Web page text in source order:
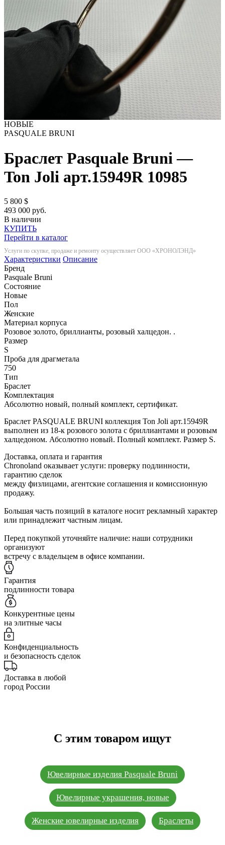
НОВЫЕ
PASQUALE BRUNI
Браслет Pasquale Bruni —
Ton Joli арт.15949R 10985
5 800 $
493 000 руб.
В наличии
КУПИТЬ
Перейти в каталог
Услуги по скупке, продаже и ремонту осуществляет ООО «ХРОНОЛЭНД»
Характеристики Описание
Бренд
Pasquale Bruni
Состояние
Новые
Пол
Женские
Материал корпуса
Розовое золото, бриллианты, розовый халцедон. .
Размер
S
Проба для драгметала
750
Тип
Браслет
Комплектация
Абсолютно новый, полный комплект, сертификат.
Браслет PASQUALE BRUNI коллекция Ton Joli арт.15949R
выполнен из 18-к розового золота с бриллиантами и розовым
халцедоном. Абсолютно новый. Полный комплект. Размер S.
Доставка, оплата и гарантия
Chronoland оказывает услуги: проверку подлинности,
гарантию сделок
между физлицами, агентские соглашения и комиссионную
продажу.
Большая часть позиций в каталоге носит рекламный характер
или принадлежит частным лицам.
Перед покупкой уточняйте наличие: наши сотрудники
организуют
встречу с владельцем в офисе компании.
Гарантия
подлинности товара
Конкурентные цены
на элитные часы
Конфиденциальность
и безопасность сделок
Доставка в любой
город России
С этим товаром ищут
Ювелирные изделия Pasquale Bruni
Ювелирные украшения, новые
Женские ювелирные изделия Браслеты